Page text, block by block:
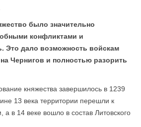
было значительно
конфликтами и
Это дало возможность войскам
Чернигов и полностью разорить
княжества завершилось в 1239
13 века территории перешли к
а в 14 веке вошло в состав Литовского